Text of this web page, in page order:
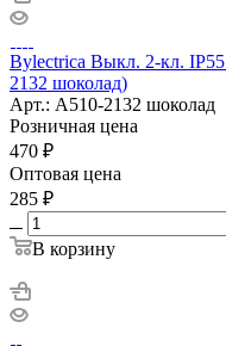
Bylectrica Выкл. 2-кл.
2132 шоколад)
Арт.: А510-2132 шоколад
Розничная цена
470 ₽
Оптовая цена
285 ₽
В корзину